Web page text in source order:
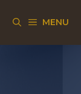
MENU